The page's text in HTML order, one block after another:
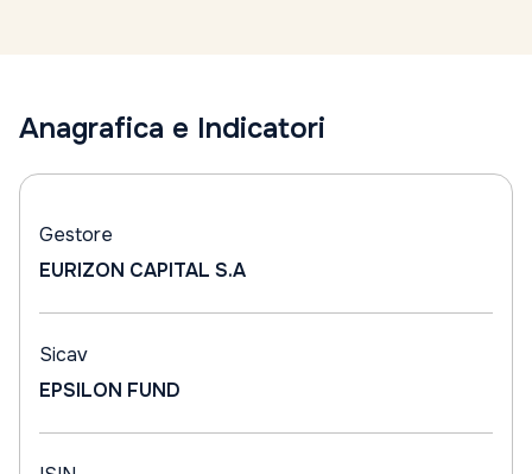
Anagrafica e Indicatori
Gestore
EURIZON CAPITAL S.A
Sicav
EPSILON FUND